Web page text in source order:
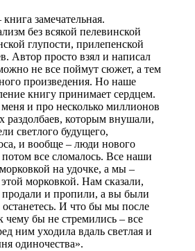
замечательная.
без всякой пелевинской
глупости, прилепенской
Автор просто взял и написал
не все поймут сюжет, а тем
произведения. Но наше
книгу принимает сердцем.
и про несколько миллионов
раздолбаев, которым внушали,
светлого будущего,
и вообще – люди нового
все сломалось. Все наши
на удочке, а мы –
морковкой. Нам сказали,
и пропили, а вы были
И что бы мы после
чему бы не стремились – все
ним уходила вдаль светлая и
одиночества».